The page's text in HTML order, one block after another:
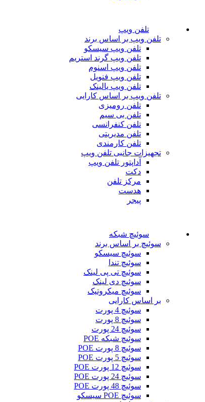
تلفن ویپ
تلفن ویپ بر اساس برند
تلفن ویپ سیسکو
تلفن ویپ گرند استریم
تلفن ویپ اسنوم
تلفن ویپ فنویل
تلفن ویپ یالینک
تلفن ویپ بر اساس کارایی
تلفن رومیزی
تلفن بی سیم
تلفن کنفرانسی
تلفن مدیریتی
تلفن کارمندی
تجهیزات جانبی تلفن ویپ
آداپتور تلفن ویپ
دکت
مرکز تلفن
هدست
پیجر
سوئیچ شبکه
سوئیچ بر اساس برند
سوئیچ سیسکو
سوئیچ تندا
سوئیچ تی پی لینک
سوئیچ دی لینک
سوئیچ میکروتیک
بر اساس کارایی
سوئیچ 4 پورت
سوئیچ 8 پورت
سوئیچ 24 پورت
سوئیچ شبکه POE
سوئیچ 8 پورت POE
سوئیچ 5 پورت POE
سوئیچ 12 پورت POE
سوئیچ 24 پورت POE
سوئیچ 48 پورت POE
سوئیچ POE سیسکو